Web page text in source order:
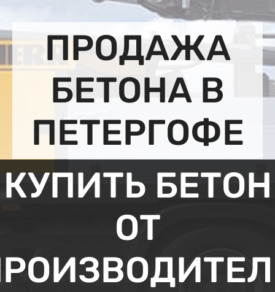
ПРОДАЖА
БЕТОНА В
ПЕТЕРГОФЕ
КУПИТЬ БЕТОН
ОТ